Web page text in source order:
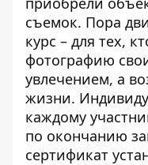
съемок. Пора
курс – для тех,
фотографию
увлечением, а
жизни.
каждому
по окончанию
сертификат